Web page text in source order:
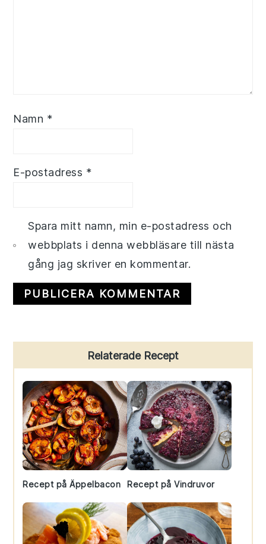
Namn *
E-postadress *
Spara mitt namn, min e-postadress och
webbplats i denna webbläsare till nästa
gång jag skriver en kommentar.
Sidebar
Relaterade Recept
Recept på Äppelbacon Recept på Vindruvor